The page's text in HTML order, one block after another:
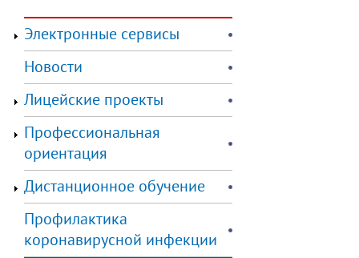
Электронные сервисы
Новости
Лицейские проекты
Профессиональная
ориентация
Дистанционное обучение
Профилактика
коронавирусной инфекции